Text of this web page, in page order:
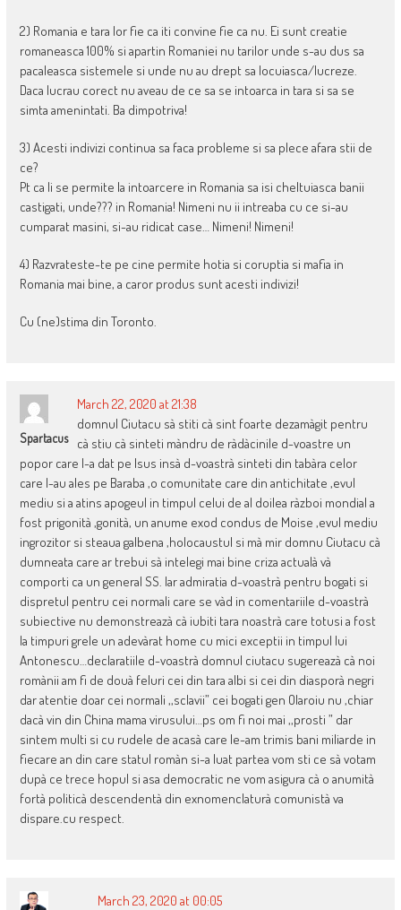
2) Romania e tara lor fie ca iti convine fie ca nu. Ei sunt creatie
romaneasca 100% si apartin Romaniei nu tarilor unde s-au dus sa
pacaleasca sistemele si unde nu au drept sa locuiasca/lucreze.
Daca lucrau corect nu aveau de ce sa se intoarca in tara si sa se
simta amenintati. Ba dimpotriva!
3) Acesti indivizi continua sa faca probleme si sa plece afara stii de
ce?
Pt ca li se permite la intoarcere in Romania sa isi cheltuiasca banii
castigati, unde??? in Romania! Nimeni nu ii intreaba cu ce si-au
cumparat masini, si-au ridicat case… Nimeni! Nimeni!
4) Razvrateste-te pe cine permite hotia si coruptia si mafia in
Romania mai bine, a caror produs sunt acesti indivizi!
Cu (ne)stima din Toronto.
Spartacus
March 22, 2020 at 21:38
domnul Ciutacu sà stiti cà sint foarte dezamàgit pentru
cà stiu cà sinteti màndru de ràdàcinile d-voastre un
popor care l-a dat pe Isus insà d-voastrà sinteti din tabàra celor
care l-au ales pe Baraba ,o comunitate care din antichitate ,evul
mediu si a atins apogeul in timpul celui de al doilea ràzboi mondial a
fost prigonità ,gonità, un anume exod condus de Moise ,evul mediu
ingrozitor si steaua galbena ,holocaustul si mà mir domnu Ciutacu cà
dumneata care ar trebui sà intelegi mai bine criza actualà và
comporti ca un general SS. Iar admiratia d-voastrà pentru bogati si
dispretul pentru cei normali care se vàd in comentariile d-voastrà
subiective nu demonstreazà cà iubiti tara noastrà care totusi a fost
la timpuri grele un adevàrat home cu mici exceptii in timpul lui
Antonescu…declaratiile d-voastrà domnul ciutacu sugereazà cà noi
romànii am fi de douà feluri cei din tara albi si cei din diasporà negri
dar atentie doar cei normali ,,sclavii” cei bogati gen Olaroiu nu ,chiar
dacà vin din China mama virusului…ps om fi noi mai ,,prosti ” dar
sintem multi si cu rudele de acasà care le-am trimis bani miliarde in
fiecare an din care statul romàn si-a luat partea vom sti ce sà votam
dupà ce trece hopul si asa democratic ne vom asigura cà o anumità
fortà politicà descendentà din exnomenclaturà comunistà va
dispare.cu respect.
March 23, 2020 at 00:05